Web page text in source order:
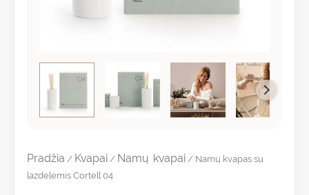
Pradžia / Kvapai / Namų kvapai / Namų kvapas su
lazdelėmis Cortell 04